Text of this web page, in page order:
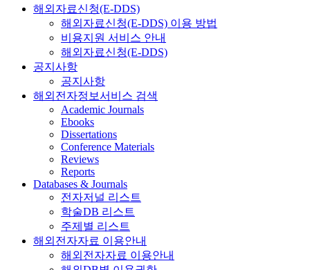
해외자료신청(E-DDS)
해외자료신청(E-DDS) 이용 방법
비용지원 서비스 안내
해외자료신청(E-DDS)
공지사항
공지사항
해외전자정보서비스 검색
Academic Journals
Ebooks
Dissertations
Conference Materials
Reviews
Reports
Databases & Journals
전자저널 리스트
학술DB 리스트
주제별 리스트
해외전자자료 이용안내
해외전자자료 이용안내